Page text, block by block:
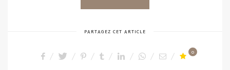
PARTAGEZ CET ARTICLE
0